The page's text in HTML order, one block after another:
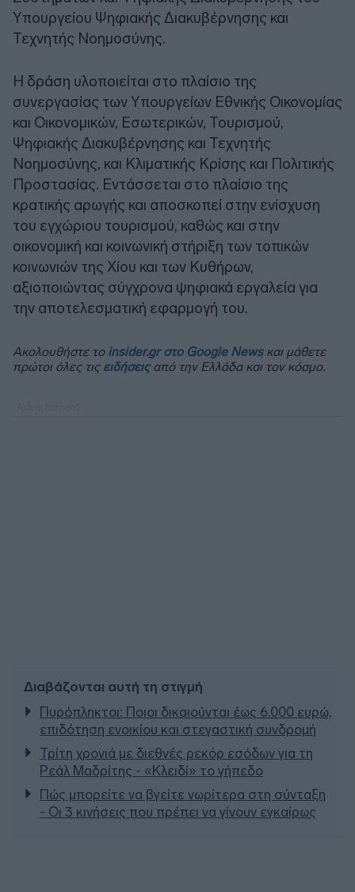
Υπουργείου Ψηφιακής Διακυβέρνησης και
Τεχνητής Νοημοσύνης.
Η δράση υλοποιείται στο πλαίσιο της
συνεργασίας των Υπουργείων Εθνικής Οικονομίας
και Οικονομικών, Εσωτερικών, Τουρισμού,
Ψηφιακής Διακυβέρνησης και Τεχνητής
Νοημοσύνης, και Κλιματικής Κρίσης και Πολιτικής
Προστασίας. Εντάσσεται στο πλαίσιο της
κρατικής αρωγής και αποσκοπεί στην ενίσχυση
του εγχώριου τουρισμού, καθώς και στην
οικονομική και κοινωνική στήριξη των τοπικών
κοινωνιών της Χίου και των Κυθήρων,
αξιοποιώντας σύγχρονα ψηφιακά εργαλεία για
την αποτελεσματική εφαρμογή του.
Ακολουθήστε το insider.gr στο Google Newsκαι μάθετε
πρώτοι όλες τις ειδήσειςαπό την Ελλάδα και τον κόσμο.
Διαβάζονται αυτή τη στιγμή
Πυρόπληκτοι: Ποιοι δικαιούνται έως 6.000 ευρώ,
επιδότηση ενοικίου και στεγαστική συνδρομή
Τρίτη χρονιά με διεθνές ρεκόρ εσόδων για τη
Ρεάλ Μαδρίτης - «Κλειδί» το γήπεδο
Πώς μπορείτε να βγείτε νωρίτερα στη σύνταξη
- Οι 3 κινήσεις που πρέπει να γίνουν εγκαίρως